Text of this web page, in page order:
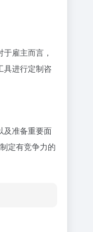
雇主而言，
具进行定制咨
及准备重要面
定有竞争力的